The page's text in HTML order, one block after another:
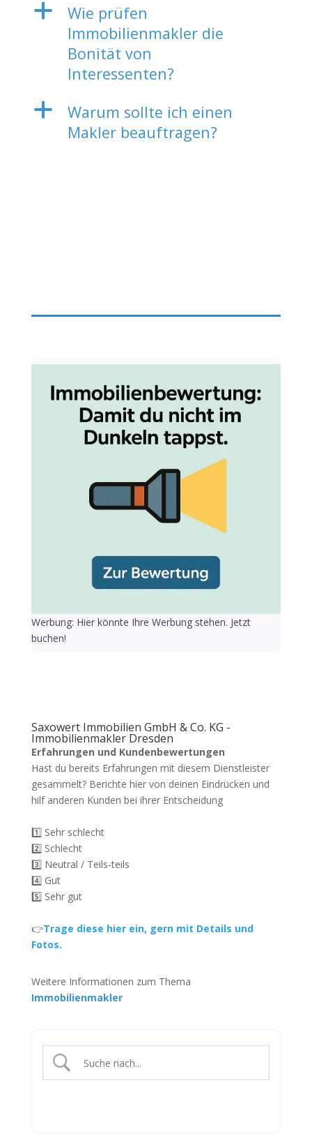
a
Wie prüfen
Immobilienmakler die
Bonität von
Interessenten?
a
Warum sollte ich einen
Makler beauftragen?
Werbung: Hier könnte Ihre Werbung stehen. Jetzt
buchen!
Saxowert Immobilien GmbH & Co. KG -
Immobilienmakler Dresden
Erfahrungen und Kundenbewertungen
Hast du bereits Erfahrungen mit diesem Dienstleister
gesammelt? Berichte hier von deinen Eindrücken und
hilf anderen Kunden bei ihrer Entscheidung
1️⃣ Sehr schlecht
2️⃣ Schlecht
3️⃣ Neutral / Teils-teils
4️⃣ Gut
5️⃣ Sehr gut
👉Trage diese hier ein, gern mit Details und
Fotos.
Weitere Informationen zum Thema
Immobilienmakler